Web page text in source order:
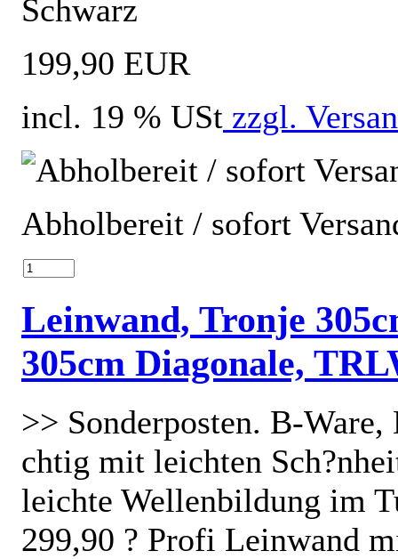
Schwarz
199,90 EUR
incl. 19 % USt zzgl.
Abholbereit / sofort
Leinwand, Tronje
305cm Diagonale,
>> Sonderposten. B-
chtig mit leichten
leichte Wellenbildung im
299,90 ? Profi Leinwand